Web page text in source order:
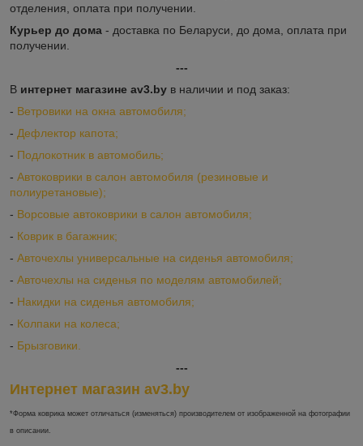
отделения, оплата при получении.
Курьер до дома - доставка по Беларуси, до дома, оплата при
получении.
---
В интернет магазине av3.by в наличии и под заказ:
- Ветровики на окна автомобиля;
- Дефлектор капота;
- Подлокотник в автомобиль;
- Автоковрики в салон автомобиля (резиновые и
полиуретановые);
- Ворсовые автоковрики в салон автомобиля;
- Коврик в багажник;
- Авточехлы универсальные на сиденья автомобиля;
- Авточехлы на сиденья по моделям автомобилей;
- Накидки на сиденья автомобиля;
- Колпаки на колеса;
- Брызговики.
---
Интернет магазин av3.by
*Форма коврика может отличаться (изменяться) производителем от изображенной на фотографии
в описании.